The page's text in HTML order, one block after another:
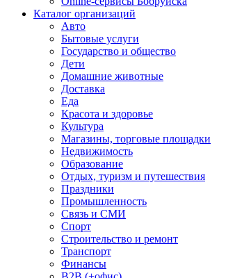
Каталог организаций
Авто
Бытовые услуги
Государство и общество
Дети
Домашние животные
Доставка
Еда
Красота и здоровье
Культура
Магазины, торговые площадки
Недвижимость
Образование
Отдых, туризм и путешествия
Праздники
Промышленность
Связь и СМИ
Спорт
Строительство и ремонт
Транспорт
Финансы